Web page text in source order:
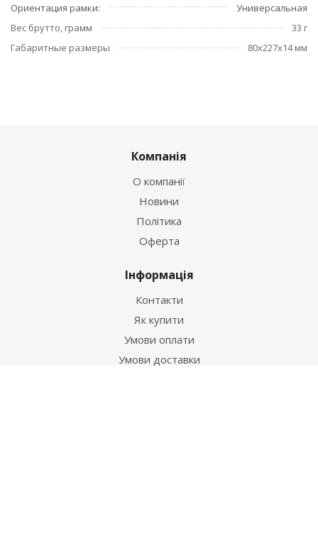
Ориентация рамки
Универсальная
Вес брутто, грамм
33 г
Габаритные размеры
80x227x14 мм
Компанія
О компанії
Новини
Політика
Оферта
Інформація
Контакти
Як купити
Умови оплати
Умови доставки